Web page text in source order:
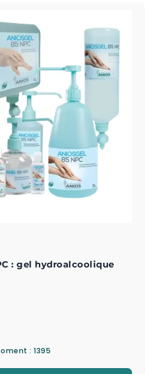
: gel hydroalcoolique
: 1395